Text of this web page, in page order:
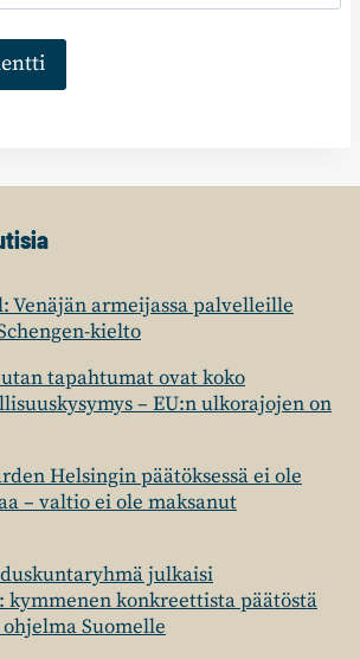
Venäjän armeijassa palvelleille
kielto
tapahtumat ovat koko
– EU:n ulkorajojen on
Helsingin päätöksessä ei ole
– valtio ei ole maksanut
julkaisi
konkreettista päätöstä
Suomelle